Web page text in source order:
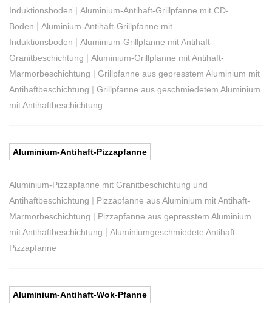
Induktionsboden | Aluminium-Antihaft-Grillpfanne mit CD-
Boden | Aluminium-Antihaft-Grillpfanne mit
Induktionsboden | Aluminium-Grillpfanne mit Antihaft-
Granitbeschichtung | Aluminium-Grillpfanne mit Antihaft-
Marmorbeschichtung | Grillpfanne aus gepresstem Aluminium mit
Antihaftbeschichtung | Grillpfanne aus geschmiedetem Aluminium
mit Antihaftbeschichtung
Aluminium-Antihaft-Pizzapfanne
Aluminium-Pizzapfanne mit Granitbeschichtung und
Antihaftbeschichtung | Pizzapfanne aus Aluminium mit Antihaft-
Marmorbeschichtung | Pizzapfanne aus gepresstem Aluminium
mit Antihaftbeschichtung | Aluminiumgeschmiedete Antihaft-
Pizzapfanne
Aluminium-Antihaft-Wok-Pfanne